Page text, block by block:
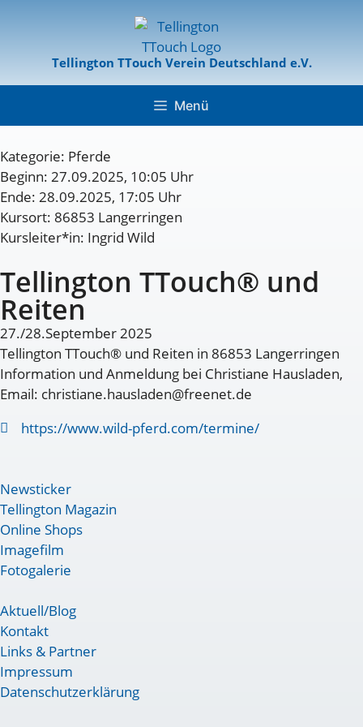
Tellington TTouch Verein Deutschland e.V.
Menü
Kategorie: Pferde
Beginn: 27.09.2025, 10:05 Uhr
Ende: 28.09.2025, 17:05 Uhr
Kursort: 86853 Langerringen
Kursleiter*in: Ingrid Wild
Tellington TTouch® und
Reiten
27./28.September 2025
Tellington TTouch® und Reiten in 86853 Langerringen
Information und Anmeldung bei Christiane Hausladen,
Email: christiane.hausladen@freenet.de
https://www.wild-pferd.com/termine/
Newsticker
Tellington Magazin
Online Shops
Imagefilm
Fotogalerie
Aktuell/Blog
Kontakt
Links & Partner
Impressum
Datenschutzerklärung